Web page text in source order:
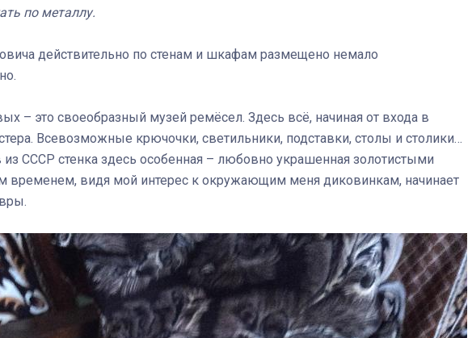
по металлу.
действительно по стенам и шкафам размещено немало
– это своеобразный музей ремёсел. Здесь всё, начиная от входа в
Всевозможные крючочки, светильники, подставки, столы и столики…
СССР стенка здесь особенная – любовно украшенная золотистыми
временем, видя мой интерес к окружающим меня диковинкам, начинает